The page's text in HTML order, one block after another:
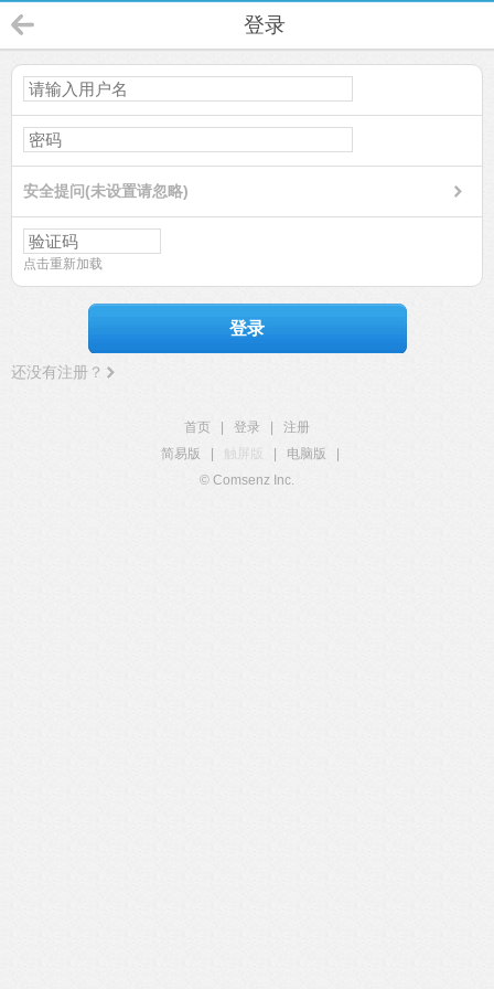
登录
安全提问(未设置请忽略)
点击重新加载
登录
还没有注册？
首页 登录
注册
简易版
触屏版 电脑版
© Comsenz Inc.